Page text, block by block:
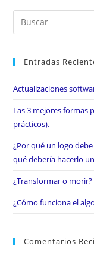
Entradas
Actualizaciones
Las 3 mejores formas
prácticos).
¿Por qué un logo
qué debería hacerlo
¿Transformar o morir?
¿Cómo funciona el
Comentarios